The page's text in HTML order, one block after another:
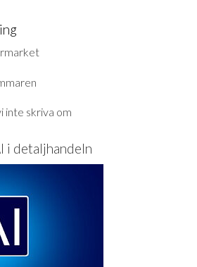
inte skriva om
i detaljhandeln